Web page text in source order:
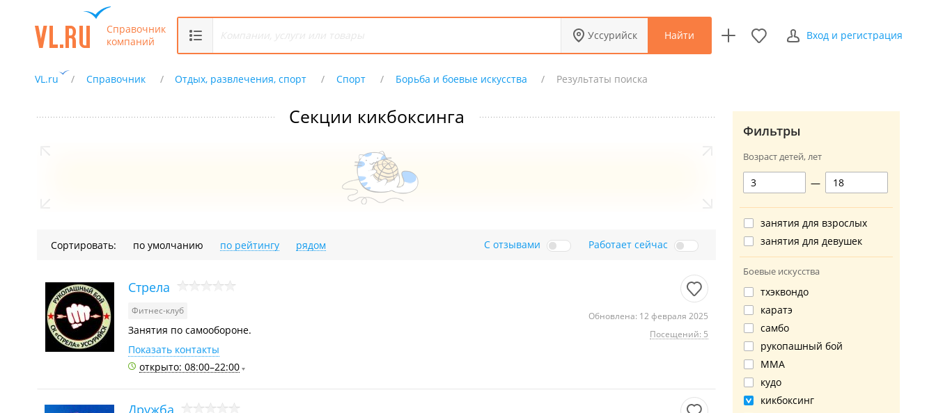
Справочник
компаний
Уссурийск Найти Вход и регистрация
VL.ru Справочник Отдых, развлечения, спорт Спорт Борьба и боевые искусства Результаты поиска
Секции кикбоксинга
Сортировать: по умолчанию по рейтингу рядом С отзывами Работает сейчас
Стрела
Фитнес-клуб
Обновлена: 12 февраля 2025
Посещений: 5
Занятия по самообороне.
Показать контакты
открыто: 08:00–22:00
Дружба
Фильтры
Возраст детей, лет
—
занятия для взрослых
занятия для девушек
Боевые искусства
тхэквондо
каратэ
самбо
рукопашный бой
ММА
кудо
кикбоксинг